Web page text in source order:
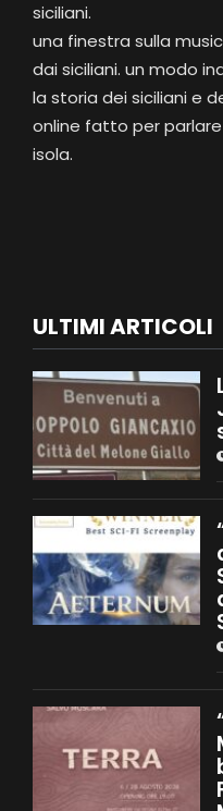
siciliani.
una finestra sulla
dai siciliani. un modo
la storia dei siciliani e
online fatto per
isola.
ULTIMI ARTICOLI